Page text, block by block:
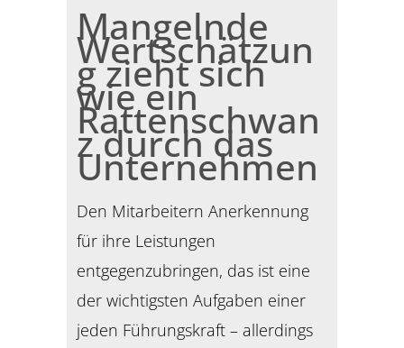
Mangelnde
Wertschätzun
g zieht sich
wie ein
Rattenschwan
z durch das
Unternehmen
Den Mitarbeitern Anerkennung
für ihre Leistungen
entgegenzubringen, das ist eine
der wichtigsten Aufgaben einer
jeden Führungskraft – allerdings